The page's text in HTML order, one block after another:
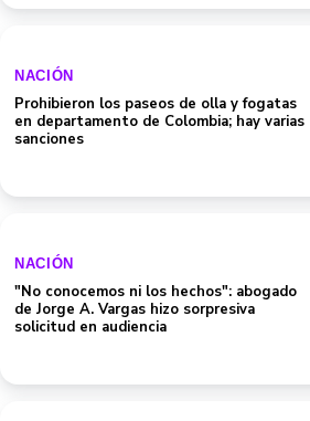
NACIÓN
Prohibieron los paseos de olla y fogatas
en departamento de Colombia; hay varias
sanciones
NACIÓN
"No conocemos ni los hechos": abogado
de Jorge A. Vargas hizo sorpresiva
solicitud en audiencia